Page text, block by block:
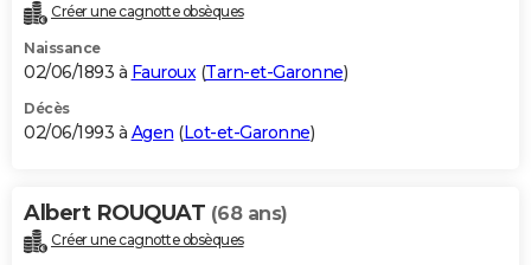
Créer une cagnotte obsèques
Naissance
02/06/1893 à Fauroux(Tarn-et-Garonne)
Décès
02/06/1993 à Agen (Lot-et-Garonne)
Albert ROUQUAT (68 ans)
Créer une cagnotte obsèques